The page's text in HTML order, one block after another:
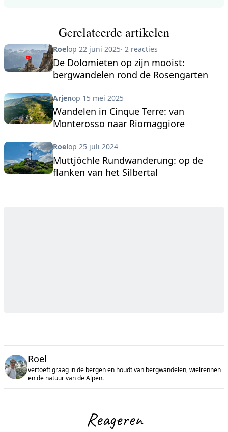
Gerelateerde artikelen
Roelop 22 juni 2025· 2 reacties
De Dolomieten op zijn mooist:
bergwandelen rond de Rosengarten
Arjenop 15 mei 2025
Wandelen in Cinque Terre: van
Monterosso naar Riomaggiore
Roelop 25 juli 2024
Muttjöchle Rundwanderung: op de
flanken van het Silbertal
Roel
vertoeft graag in de bergen en houdt van bergwandelen, wielrennen
en de natuur van de Alpen.
Reageren